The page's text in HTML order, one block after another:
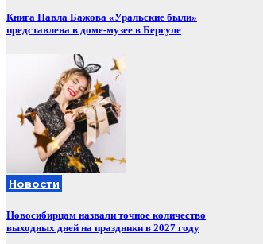
Книга Павла Бажова «Уральские были»
представлена в доме-музее в Бергуле
Новости
Новосибирцам назвали точное количество
выходных дней на праздники в 2027 году